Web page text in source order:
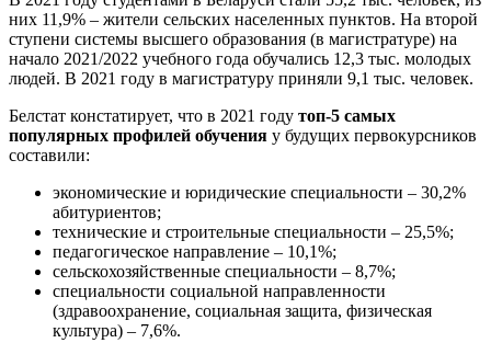
них 11,9% – жители сельских населенных пунктов. На второй
ступени системы высшего образования (в магистратуре) на
начало 2021/2022 учебного года обучались 12,3 тыс. молодых
людей. В 2021 году в магистратуру приняли 9,1 тыс. человек.
Белстат констатирует, что в 2021 году топ-5 самых
популярных профилей обучения у будущих первокурсников
составили:
экономические и юридические специальности – 30,2%
абитуриентов;
технические и строительные специальности – 25,5%;
педагогическое направление – 10,1%;
сельскохозяйственные специальности – 8,7%;
специальности социальной направленности
(здравоохранение, социальная защита, физическая
культура) – 7,6%.